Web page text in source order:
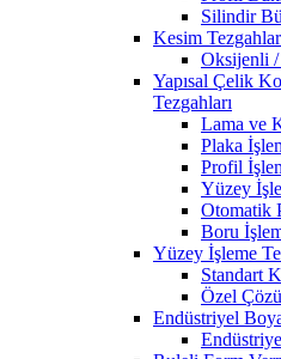
Silindir
Kesim
Oksijenli /
Yapısal Çelik
Tezgahları
Lama ve
Plaka
Profil
Yüzey
Otomatik
Boru
Yüzey İşleme
Standart
Özel
Endüstriyel